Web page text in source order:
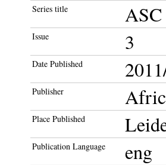
Series title ASC
Issue 3
Date Published
Publisher
Place Published
Publication Language eng